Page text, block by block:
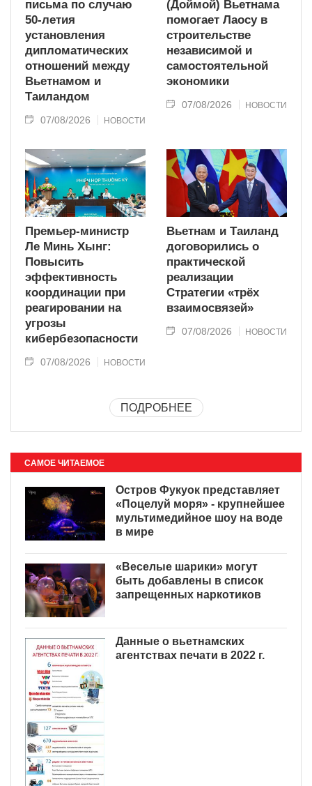
письма по случаю
50-летия
установления
дипломатических
отношений между
Вьетнамом и
Таиландом
07/08/2026 НОВОСТИ
(Доймой) Вьетнама
помогает Лаосу в
строительстве
независимой и
самостоятельной
экономики
07/08/2026 НОВОСТИ
Премьер-министр
Ле Минь Хынг:
Повысить
эффективность
координации при
реагировании на
угрозы
кибербезопасности
07/08/2026 НОВОСТИ
Вьетнам и Таиланд
договорились о
практической
реализации
Стратегии «трёх
взаимосвязей»
07/08/2026 НОВОСТИ
ПОДРОБНЕЕ
САМОЕ ЧИТАЕМОЕ
Остров Фукуок представляет
«Поцелуй моря» - крупнейшее
мультимедийное шоу на воде
в мире
«Веселые шарики» могут
быть добавлены в список
запрещенных наркотиков
Данные о вьетнамских
агентствах печати в 2022 г.